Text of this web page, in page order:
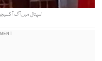
اسپتال میں آگ